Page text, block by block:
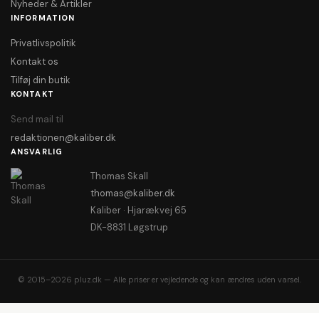
Nyheder & Artikler
INFORMATION
Privatlivspolitik
Kontakt os
Tilføj din butik
KONTAKT
Send mail til
redaktionen@kaliber.dk
ANSVARLIG
Thomas Skall
thomas@kaliber.dk
Kaliber · Hjarækvej 65
DK-8831 Løgstrup
© 2015–2026 pluz.dk — Alle priser er vejledende og kan ændres uden varsel.